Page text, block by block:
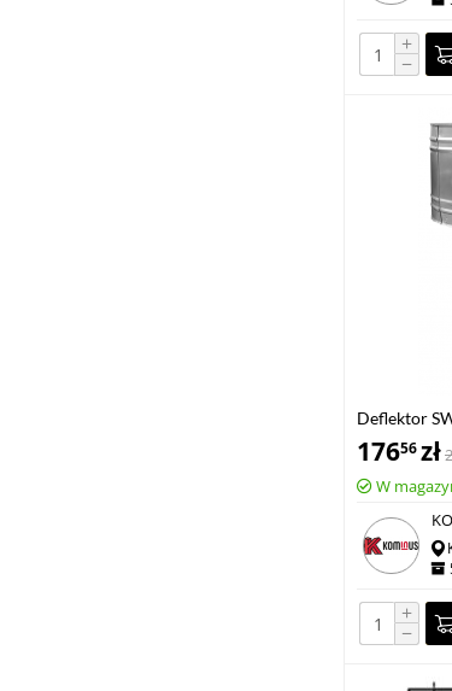
+
−
Deflektor
17656zł
W
+
−